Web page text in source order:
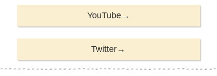
YouTube→
Twitter→